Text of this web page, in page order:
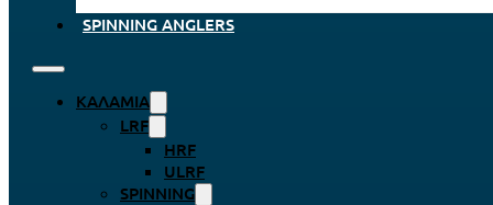
SPINNING ANGLERS
ΚΑΛΆΜΙΑ
LRF
HRF
ULRF
SPINNING